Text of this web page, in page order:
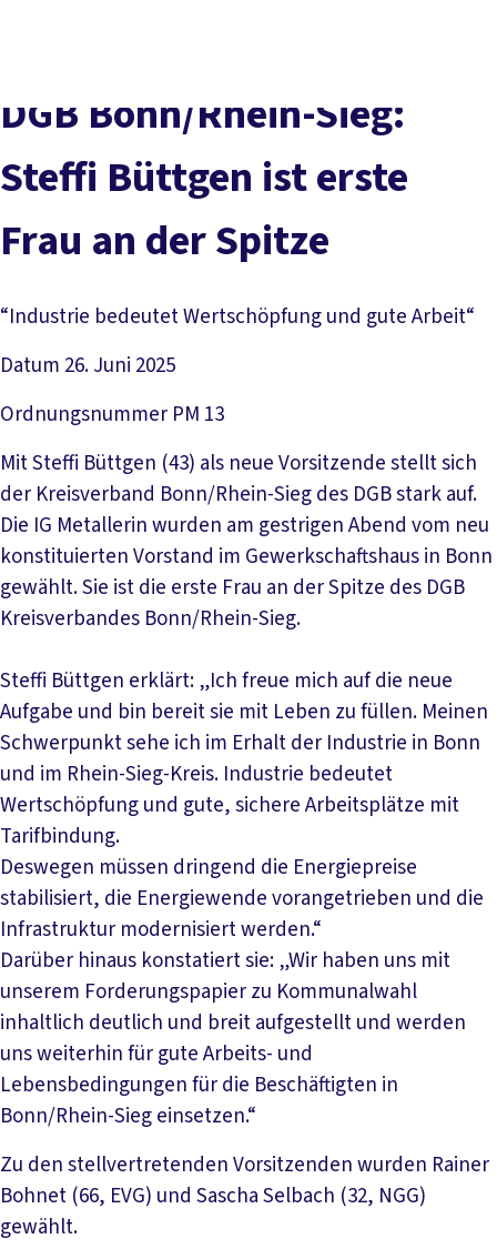
Politik in NRW
DGB Bonn/Rhein-Sieg:
Steffi Büttgen ist erste
Frau an der Spitze
“Industrie bedeutet Wertschöpfung und gute Arbeit“
Datum 26. Juni 2025
Ordnungsnummer PM 13
Mit Steffi Büttgen (43) als neue Vorsitzende stellt sich
der Kreisverband Bonn/Rhein-Sieg des DGB stark auf.
Die IG Metallerin wurden am gestrigen Abend vom neu
konstituierten Vorstand im Gewerkschaftshaus in Bonn
gewählt. Sie ist die erste Frau an der Spitze des DGB
Kreisverbandes Bonn/Rhein-Sieg.
Steffi Büttgen erklärt: „Ich freue mich auf die neue
Aufgabe und bin bereit sie mit Leben zu füllen. Meinen
Schwerpunkt sehe ich im Erhalt der Industrie in Bonn
und im Rhein-Sieg-Kreis. Industrie bedeutet
Wertschöpfung und gute, sichere Arbeitsplätze mit
Tarifbindung.
Deswegen müssen dringend die Energiepreise
stabilisiert, die Energiewende vorangetrieben und die
Infrastruktur modernisiert werden.“
Darüber hinaus konstatiert sie: „Wir haben uns mit
unserem Forderungspapier zu Kommunalwahl
inhaltlich deutlich und breit aufgestellt und werden
uns weiterhin für gute Arbeits- und
Lebensbedingungen für die Beschäftigten in
Bonn/Rhein-Sieg einsetzen.“
Zu den stellvertretenden Vorsitzenden wurden Rainer
Bohnet (66, EVG) und Sascha Selbach (32, NGG)
gewählt.